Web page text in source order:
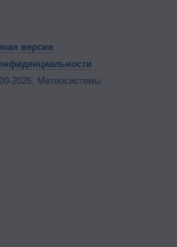
версия
2026, Метеосистемы